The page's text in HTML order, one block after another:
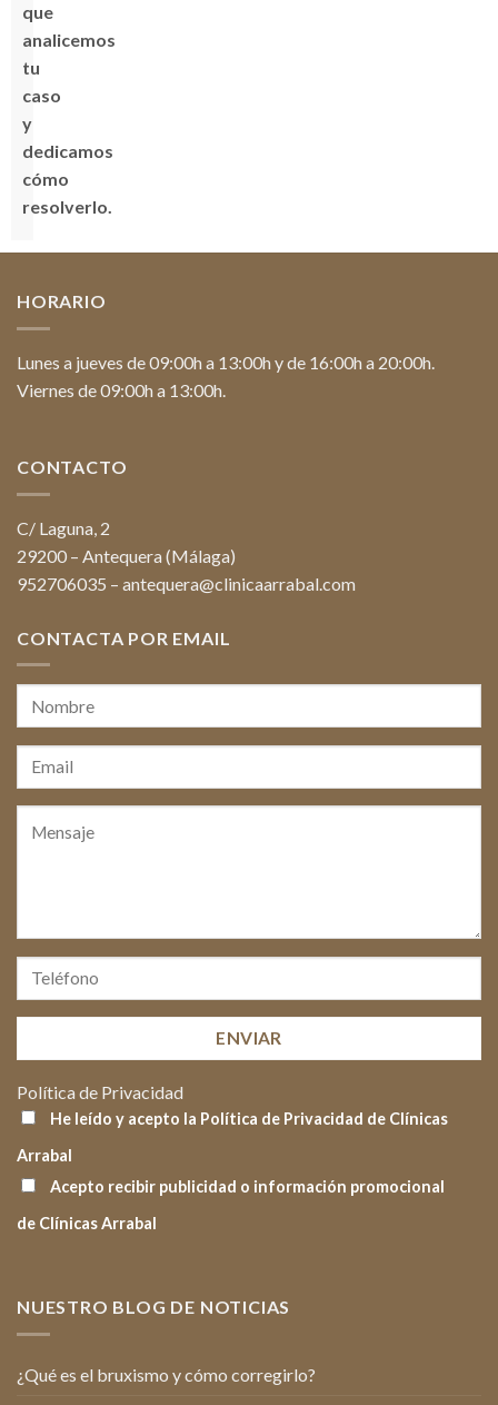
que
analicemos
tu
caso
y
dedicamos
cómo
resolverlo.
HORARIO
Lunes a jueves de 09:00h a 13:00h y de 16:00h a 20:00h.
Viernes de 09:00h a 13:00h.
CONTACTO
C/ Laguna, 2
29200 – Antequera (Málaga)
952706035 – antequera@clinicaarrabal.com
CONTACTA POR EMAIL
Política de Privacidad
He leído y acepto la Política de Privacidad de Clínicas
Arrabal
Acepto recibir publicidad o información promocional
de Clínicas Arrabal
NUESTRO BLOG DE NOTICIAS
¿Qué es el bruxismo y cómo corregirlo?